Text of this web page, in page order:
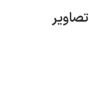
تصاویر